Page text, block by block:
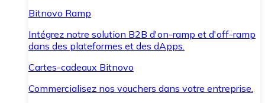
Bitnovo Ramp
Intégrez notre solution B2B d'on-ramp et d'off-ramp
dans des plateformes et des dApps.
Cartes-cadeaux Bitnovo
Commercialisez nos vouchers dans votre entreprise.